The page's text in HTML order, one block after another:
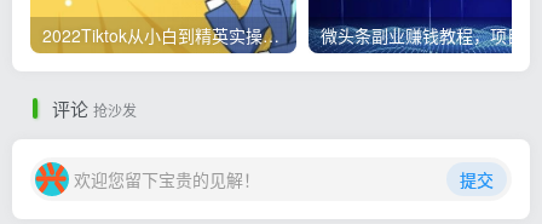
2022Tiktok从小白到精英实操，0-1保姆级实操全程无忧，多种变现赚钱方式
评论 抢沙发
欢迎您留下宝贵的见解！ 提交